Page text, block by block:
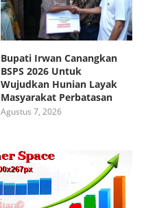
Bupati Irwan Canangkan
BSPS 2026 Untuk
Wujudkan Hunian Layak
Masyarakat Perbatasan
Agustus 7, 2026